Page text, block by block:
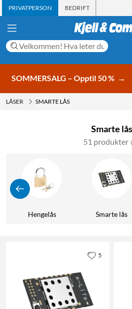
PRIVATPERSON BEDRIFT
SOMMERSALG – Opptil 50 % →
LÅSER SMARTE LÅS
Smarte lås
51 produkter
Hengelås Smarte lås
5